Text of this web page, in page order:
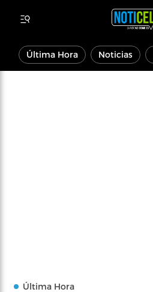
Última Hora Noticias
Última Hora